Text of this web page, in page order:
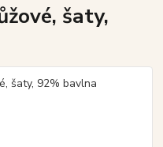
šaty,